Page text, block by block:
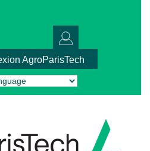
AgroParisTech
Translate